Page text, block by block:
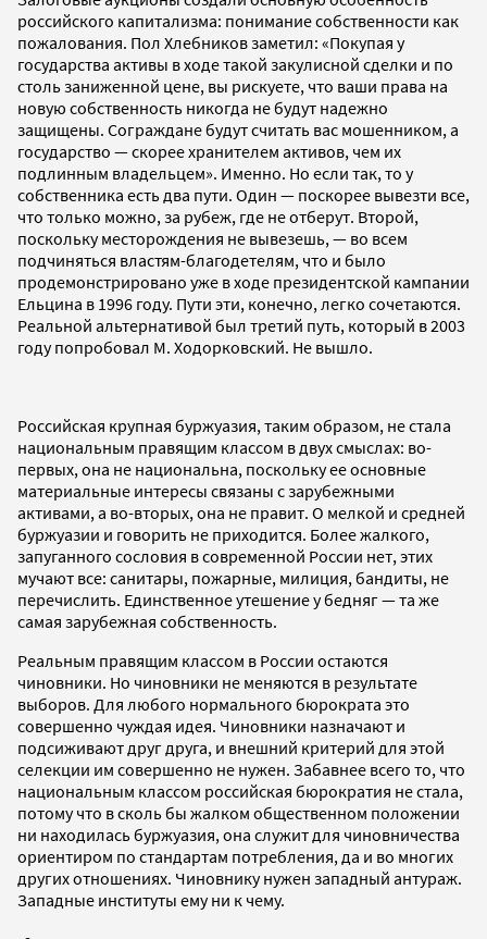
российского капитализма: понимание собственности как
пожалования. Пол Хлебников заметил: «Покупая у
государства активы в ходе такой закулисной сделки и по
столь заниженной цене, вы рискуете, что ваши права на
новую собственность никогда не будут надежно
защищены. Сограждане будут считать вас мошенником, а
государство — скорее хранителем активов, чем их
подлинным владельцем». Именно. Но если так, то у
собственника есть два пути. Один — поскорее вывезти все,
что только можно, за рубеж, где не отберут. Второй,
поскольку месторождения не вывезешь, — во всем
подчиняться властям-благодетелям, что и было
продемонстрировано уже в ходе президентской кампании
Ельцина в 1996 году. Пути эти, конечно, легко сочетаются.
Реальной альтернативой был третий путь, который в 2003
году попробовал М. Ходорковский. Не вышло.
Российская крупная буржуазия, таким образом, не стала
национальным правящим классом в двух смыслах: во-
первых, она не национальна, поскольку ее основные
материальные интересы связаны с зарубежными
активами, а во-вторых, она не правит. О мелкой и средней
буржуазии и говорить не приходится. Более жалкого,
запуганного сословия в современной России нет, этих
мучают все: санитары, пожарные, милиция, бандиты, не
перечислить. Единственное утешение у бедняг — та же
самая зарубежная собственность.
Реальным правящим классом в России остаются
чиновники. Но чиновники не меняются в результате
выборов. Для любого нормального бюрократа это
совершенно чуждая идея. Чиновники назначают и
подсиживают друг друга, и внешний критерий для этой
селекции им совершенно не нужен. Забавнее всего то, что
национальным классом российская бюрократия не стала,
потому что в сколь бы жалком общественном положении
ни находилась буржуазия, она служит для чиновничества
ориентиром по стандартам потребления, да и во многих
других отношениях. Чиновнику нужен западный антураж.
Западные институты ему ни к чему.